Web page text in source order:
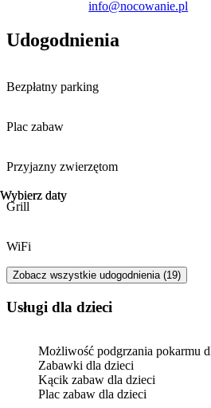
11:00 dnia następnego. Zameldowanie
pośrednictwem przelewu bankowego.
się językiem polskim.
info@nocowanie.pl
Wybierz daty
Wybierz daty
Udogodnienia
Bezpłatny parking
Plac zabaw
Przyjazny zwierzętom
Grill
WiFi
Zobacz wszystkie udogodnienia (19)
usługi dla dzieci
Możliwość podgrzania pokarmu
Zabawki dla dzieci
Kącik zabaw dla dzieci
Plac zabaw dla dzieci